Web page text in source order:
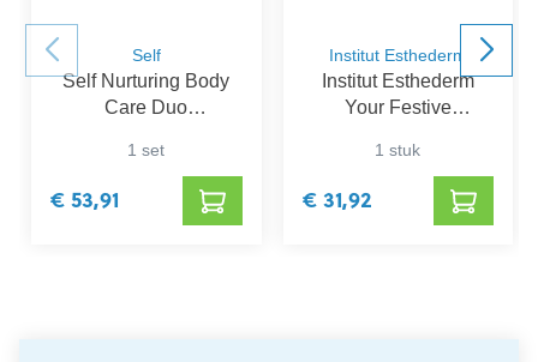
Self
Self Nurturing Body
Care Duo
1 set
€ 53,91
Institut Esthederm
Institut Esthederm
Your Festive
Geschenkset
1 stuk
€ 31,92